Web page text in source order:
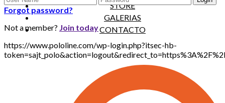
STORE
GALERIAS
CONTACTO
Forgot password?
Not a member? Join today
https://www.pololine.com/wp-login.php?itsec-hb-